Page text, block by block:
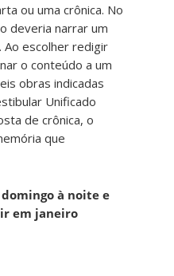
ou uma crônica. No
deveria narrar um
escolher redigir
o conteúdo a um
obras indicadas
Unificado
de crônica, o
que
à noite e
em janeiro